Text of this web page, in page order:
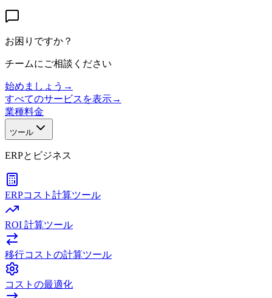
お困りですか？
チームにご相談ください
始めましょう →
すべてのサービスを表示→
業種料金
ツール
ERPとビジネス
ERPコスト計算ツール
ROI 計算ツール
移行コストの計算ツール
コストの最適化